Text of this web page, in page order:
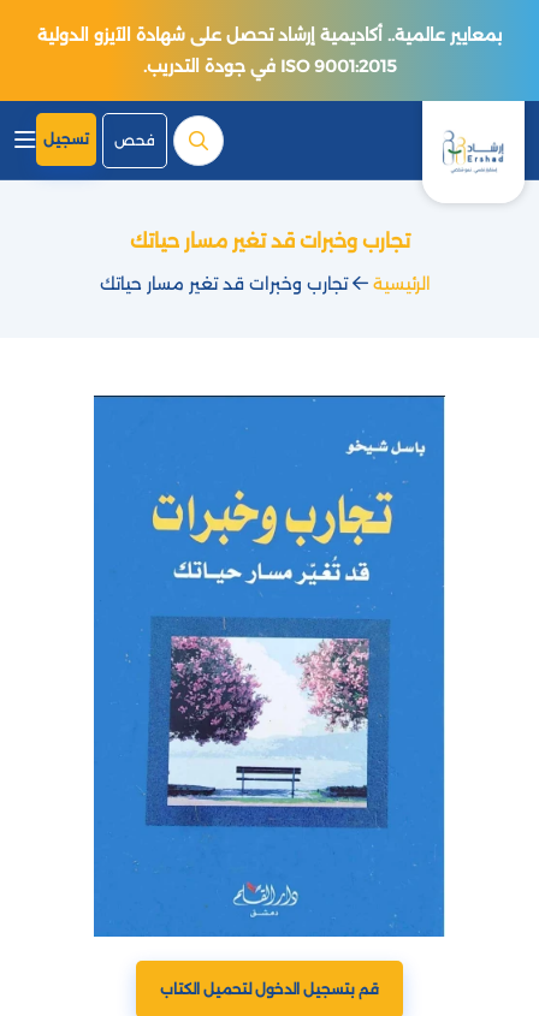
بمعايير عالمية.. أكاديمية إرشاد تحصل على شهادة الآيزو الدولية
ISO 9001:2015 في جودة التدريب.
فحص تسجيل
تجارب وخبرات قد تغير مسار حياتك
الرئيسية تجارب وخبرات قد تغير مسار حياتك
قم بتسجيل الدخول لتحميل الكتاب